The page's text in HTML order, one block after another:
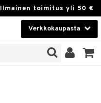
Ilmainen toimitus yli 50 €
Verkkokaupasta